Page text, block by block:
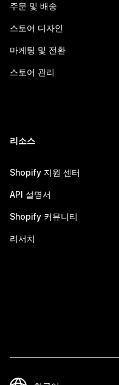
주문 및 배송
스토어 디자인
마케팅 및 전환
스토어 관리
리소스
Shopify 지원 센터
API 설명서
Shopify 커뮤니티
리서치